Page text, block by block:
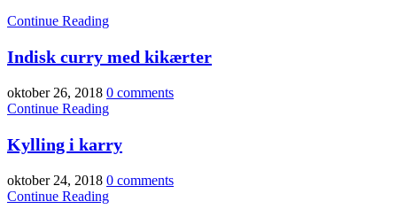
Continue Reading
Indisk curry med kikærter
oktober 26, 2018 0 comments
Continue Reading
Kylling i karry
oktober 24, 2018 0 comments
Continue Reading